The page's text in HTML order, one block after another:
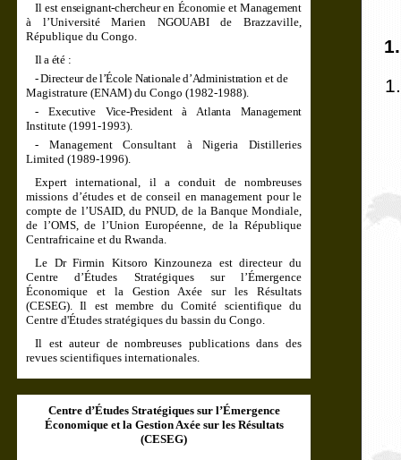
Il est enseignant-chercheur en Économie et Management
à l’Université Marien NGOUABI de Brazzaville,
République du Congo.
Il a été :
-Directeur de l’École Nationale d’Administrationet de
Magistrature (ENAM) du Congo (1982-1988).
- Executive Vice-President à Atlanta Management
Institute (1991-1993).
- Management Consultant à Nigeria Distilleries
Limited (1989-1996).
Expert international, il a conduit de nombreuses
missions d’études et de conseil en management pour le
compte de l’USAID, du PNUD, de la Banque Mondiale,
de l’OMS, de l’Union Européenne, de la République
Centrafricaine et du Rwanda.
Le Dr Firmin Kitsoro Kinzouneza est directeur du
Centre d’Études Stratégiques sur l’Émergence
Économique et la Gestion Axée sur les Résultats
(CESEG). Il est membre du Comité scientifique du
Centre d'Études stratégiques du bassin du Congo.
Il est auteur de nombreuses publications dans des
revues scientifiques internationales.
Centre d’Études Stratégiques sur l’Émergence
Économique et la Gestion Axée sur les Résultats
(CESEG)
1.